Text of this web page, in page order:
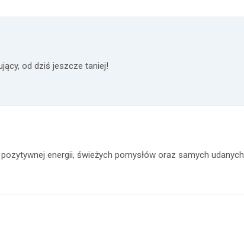
od dziś jeszcze taniej!
energii, świeżych pomysłów oraz samych udanych